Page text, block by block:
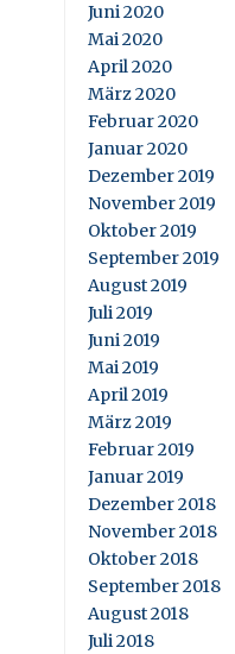
Juni 2020
Mai 2020
April 2020
März 2020
Februar 2020
Januar 2020
Dezember 2019
November 2019
Oktober 2019
September 2019
August 2019
Juli 2019
Juni 2019
Mai 2019
April 2019
März 2019
Februar 2019
Januar 2019
Dezember 2018
November 2018
Oktober 2018
September 2018
August 2018
Juli 2018